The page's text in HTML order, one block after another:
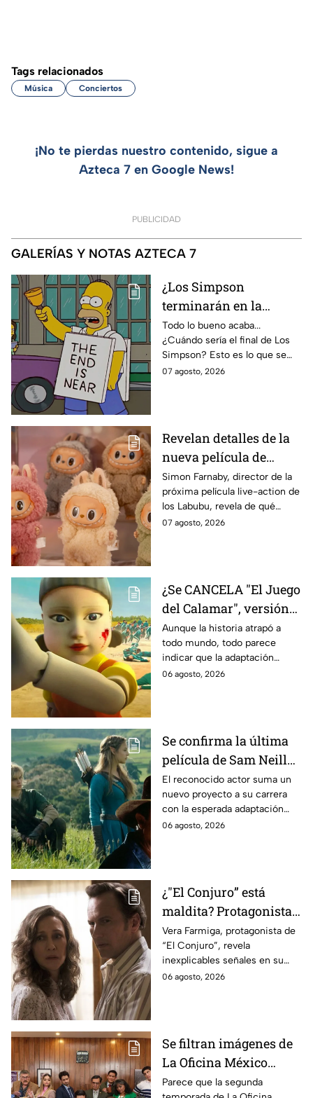
Tags relacionados
Música Conciertos
¡No te pierdas nuestro contenido, sigue a
Azteca 7 en Google News!
PUBLICIDAD
GALERÍAS Y NOTAS AZTECA 7
¿Los Simpson
terminarán en la
temporada 40? Actriz
de Bart Simpson da
IMPACTANTE
declaración
Todo lo bueno acaba...
¿Cuándo sería el final de Los
Simpson? Esto es lo que se
sabe:
07 agosto, 2026
Revelan detalles de la
nueva película de
Labubu: de qué tratará
y cuándo se estrena
Simon Farnaby, director de la
próxima película live-action de
los Labubu, revela de qué
tratará la cinta. Aquí te
07 agosto, 2026
¿Se CANCELA "El Juego
del Calamar", versión
Estados Unidos? Esto
es lo que se sabe al
momento
Aunque la historia atrapó a
todo mundo, todo parece
indicar que la adaptación
podría ser cancelada:
06 agosto, 2026
Se confirma la última
película de Sam Neill
antes de morir: esto es
lo que se sabe hasta
ahora
El reconocido actor suma un
nuevo proyecto a su carrera
con la esperada adaptación
cinematográfica del popular
06 agosto, 2026
¿"El Conjuro” está
maldita? Protagonista
revela INQUIETANTES
señales en su cuerpo
durante la grabación de
la película
Vera Farmiga, protagonista de
“El Conjuro”, revela
inexplicables señales en su
cuerpo durante el rodaje de la
06 agosto, 2026
Se filtran imágenes de
La Oficina México
temporada 2 y un
Parece que la segunda